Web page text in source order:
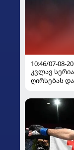
10:46/07-08-
კვლავ
ღირსებას